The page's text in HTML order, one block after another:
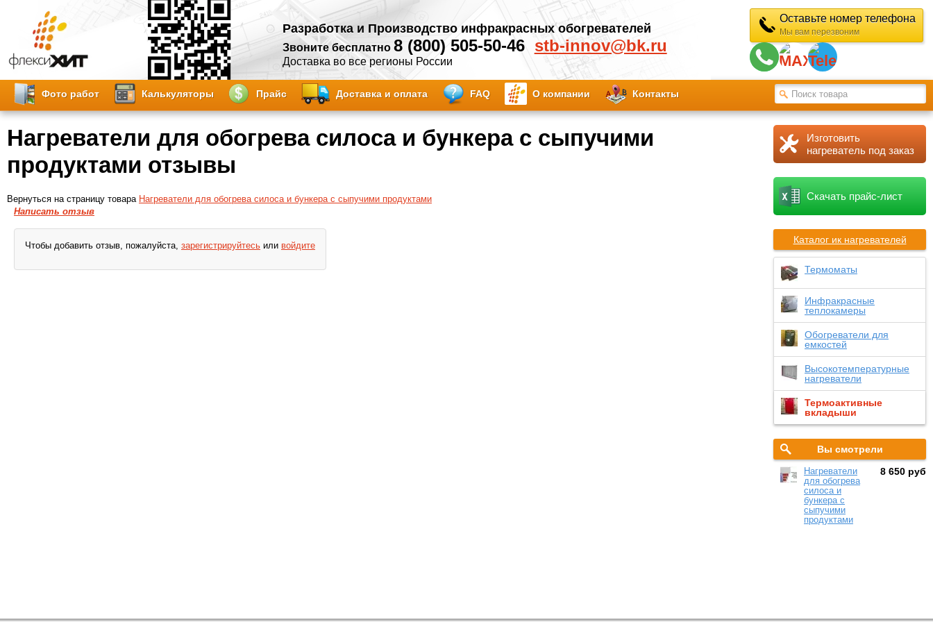
Разработка и Производство инфракрасных обогревателей
Звоните бесплатно 8 (800) 505-50-46 stb-innov@bk.ru
Доставка во все регионы России
Оставьте номер телефона
Мы вам перезвоним
Фото работ Калькуляторы Прайс Доставка и оплата FAQ О компании Контакты
Изготовить
нагреватель под заказ
Скачать прайс-лист
Каталог ик нагревателей
Термоматы
Инфракрасные
теплокамеры
Обогреватели для
емкостей
Высокотемпературные
нагреватели
Термоактивные
вкладыши
Вы смотрели
Нагреватели
для обогрева
силоса и
бункера с
сыпучими
продуктами
8 650 руб
Нагреватели для обогрева силоса и бункера с сыпучими
продуктами отзывы
Вернуться на страницу товара Нагреватели для обогрева силоса и бункера с сыпучими продуктами
Написать отзыв
Чтобы добавить отзыв, пожалуйста, зарегистрируйтесь или войдите